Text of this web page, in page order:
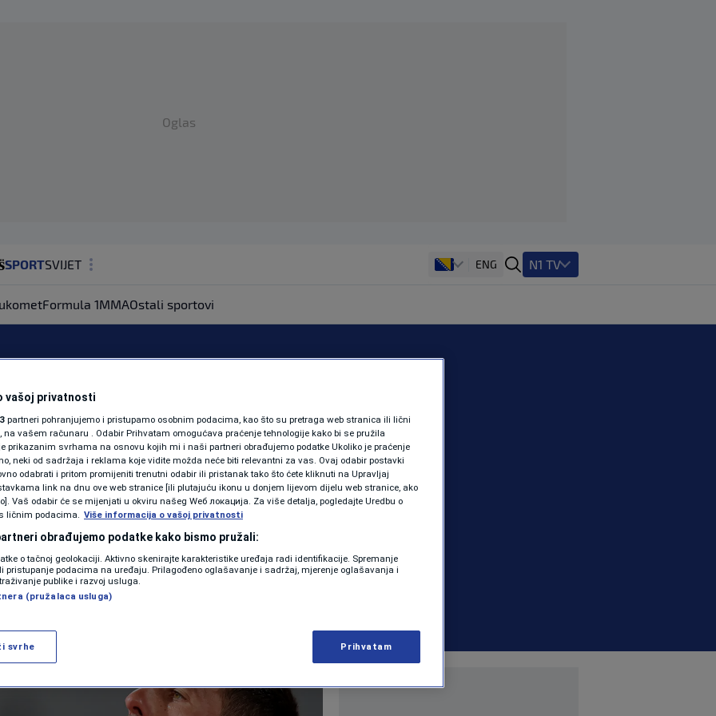
Oglas
SPORTSVIJET
ZDRAVLJE
SHOWBIZ
KOLUMNE
PODCAST
N1 SPECIJAL
FENOMENI
NEISTRAŽENO
VIRALNO
VIDEO
ENG N1 TV
Formula 1MMAOstali sportovi
ne dopada:
odlučili
| TENIS 0 komentara
Više
vašoj privatnosti
partneri pohranjujemo i pristupamo osobnim podacima, kao što su pretraga web stranica ili lični
na vašem računaru . Odabir Prihvatam omogućava praćenje tehnologije kako bi se pružila
prikazanim svrhama na osnovu kojih mi i naši partneri obrađujemo podatke Ukoliko je praćenje
neki od sadržaja i reklama koje vidite možda neće biti relevantni za vas. Ovaj odabir postavki
odabrati i pritom promijeniti trenutni odabir ili pristanak tako što ćete kliknuti na Upravljaj
link na dnu ove web stranice [ili plutajuću ikonu u donjem lijevom dijelu web stranice, ako
Vaš odabir će se mijenjati u okviru našeg Wеб локација. Za više detalja, pogledajte Uredbu o
ličnim podacima. Više informacija o vašoj privatnosti
obrađujemo podatke kako bismo pružali:
o tačnoj geolokaciji. Aktivno skenirajte karakteristike uređaja radi identifikacije. Spremanje
pristupanje podacima na uređaju. Prilagođeno oglašavanje i sadržaj, mjerenje oglašavanja i
publike i razvoj usluga.
(pružalaca usluga)
svrhe Prihvatam